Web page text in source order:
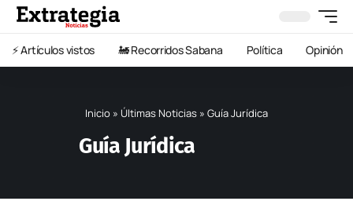
⚡️ Artículos vistos 🚂 Recorridos Sabana Política Opinión
Inicio » Últimas Noticias » Guía Jurídica
Guía Jurídica